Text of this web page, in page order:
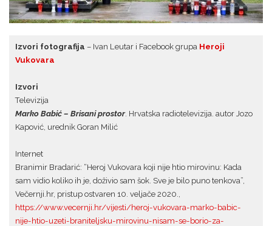
Izvori fotografija – Ivan Leutar i Facebook grupa Heroji
Vukovara
Izvori
Televizija
Marko Babić – Brisani prostor. Hrvatska radiotelevizija. autor Jozo
Kapović, urednik Goran Milić
Internet
Branimir Bradarić: “Heroj Vukovara koji nije htio mirovinu: Kada
sam vidio koliko ih je, doživio sam šok. Sve je bilo puno tenkova”,
Večernji.hr, pristup ostvaren 10. veljače 2020.,
https://www.vecernji.hr/vijesti/heroj-vukovara-marko-babic-
nije-htio-uzeti-braniteljsku-mirovinu-nisam-se-borio-za-